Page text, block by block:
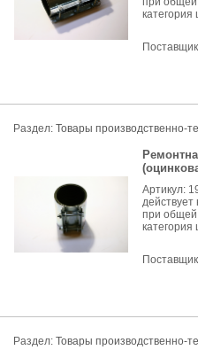
категория
Раздел: Товары производственно-
Артикул:
действует
при общей
категория
Раздел: Товары производственно-